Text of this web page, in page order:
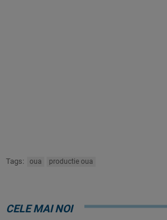
Tags: oua productie oua
CELE MAI NOI